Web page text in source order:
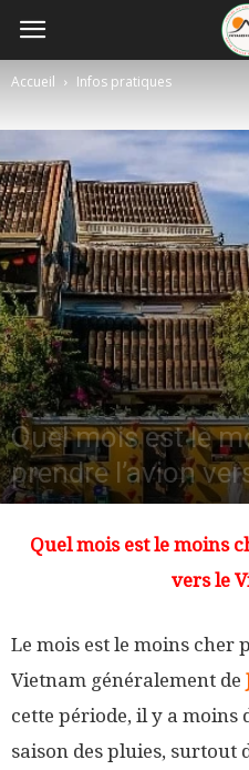
Accueil Infos pratiques
Quel mois est le
prendre l’avion
Quel mois est le moins
vers le
Le mois est le moins cher
Vietnam généralement de
cette période, il y a moins
saison des pluies, surtout